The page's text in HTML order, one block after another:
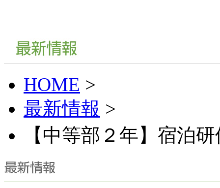
HOME >
最新情報 >
【中等部２年】宿泊